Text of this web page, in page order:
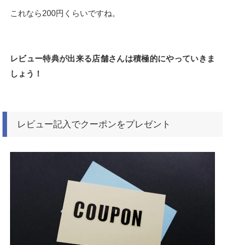
これなら200円くらいですね。
レビュー特典が出来る店舗さんは積極的にやっていきま
しょう！
レビュー記入でクーポンをプレゼント